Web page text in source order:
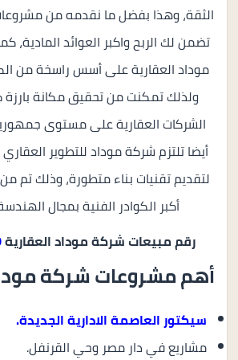
الثقة، وهذا بفضل ما نقدمه من
تضمن لك الربح واكبر العوائد
موداد العقارية على أسس راسخة من
ولذلك تمكنت من تحقيق مكانة
الشركات العقارية على مستوى
أيضا تلتزم شركة موداد للتطوير
لتقديم تقنيات بناء متطورة، وذلك تم
أكبر الكوادر الفنية بمجال
رقم مبيعات شركة موداد العقارية
أهم مشروعات شركة
سيكتور العاصمة الادارية الجديدة.
مشاريع في دار مصر وحي القرنفل.